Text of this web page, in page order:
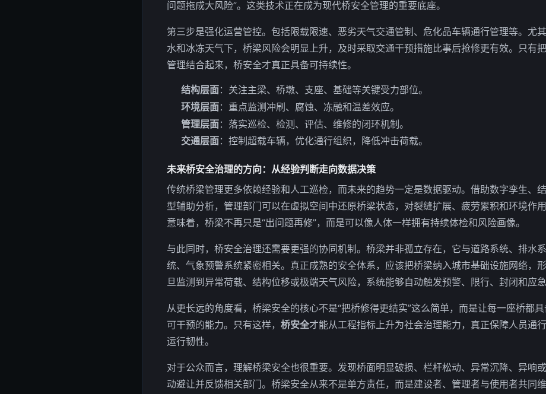
问题拖成大风险”。这类技术正在成为现代桥安全管理的重要底座。
第三步是强化运营管控。包括限载限速、恶劣天气交通管制、危化品车辆通行管理等。尤
水和冰冻天气下，桥梁风险会明显上升，及时采取交通干预措施比事后抢修更有效。只有
管理结合起来，桥安全才真正具备可持续性。
结构层面：关注主梁、桥墩、支座、基础等关键受力部位。
环境层面：重点监测冲刷、腐蚀、冻融和温差效应。
管理层面：落实巡检、检测、评估、维修的闭环机制。
交通层面：控制超载车辆，优化通行组织，降低冲击荷载。
未来桥安全治理的方向：从经验判断走向数据决策
传统桥梁管理更多依赖经验和人工巡检，而未来的趋势一定是数据驱动。借助数字孪生、
型辅助分析，管理部门可以在虚拟空间中还原桥梁状态，对裂缝扩展、疲劳累积和环境作
意味着，桥梁不再只是“出问题再修”，而是可以像人体一样拥有持续体检和风险画像。
与此同时，桥安全治理还需要更强的协同机制。桥梁并非孤立存在，它与道路系统、排水
统、气象预警系统紧密相关。真正成熟的安全体系，应该把桥梁纳入城市基础设施网络，
旦监测到异常荷载、结构位移或极端天气风险，系统能够自动触发预警、限行、封闭和应急
从更长远的角度看，桥梁安全的核心不是“把桥修得更结实”这么简单，而是让每一座桥都具
可干预的能力。只有这样， 桥安全才能从工程指标上升为社会治理能力，真正保障人员通
运行韧性。
对于公众而言，理解桥梁安全也很重要。发现桥面明显破损、栏杆松动、异常沉降、异响
动避让并反馈相关部门。桥梁安全从来不是单方责任，而是建设者、管理者与使用者共同